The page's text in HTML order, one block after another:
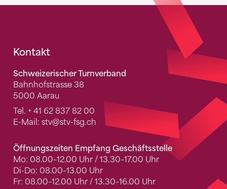
Fusszeile
Kontakt
Schweizerischer Turnverband
Bahnhofstrasse 38
5000 Aarau
Tel. + 41 62 837 82 00
E-Mail: stv@stv-fsg.ch
Öffnungszeiten Empfang Geschäftsstelle
Mo: 08.00–12.00 Uhr / 13.30–17.00 Uhr
Di-Do: 08.00–13.00 Uhr
Fr: 08.00–12.00 Uhr / 13.30–16.00 Uhr